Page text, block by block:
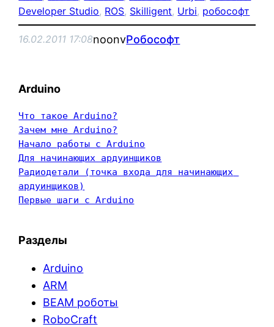
Developer Studio, ROS, Skilligent, Urbi, робософт
16.02.2011 17:08noonvРобософт
Arduino
Что такое Arduino?
Зачем мне Arduino?
Начало работы с Arduino
Для начинающих ардуинщиков
Радиодетали (точка входа для начинающих
ардуинщиков)
Первые шаги с Arduino
Разделы
Arduino
ARM
BEAM роботы
RoboCraft